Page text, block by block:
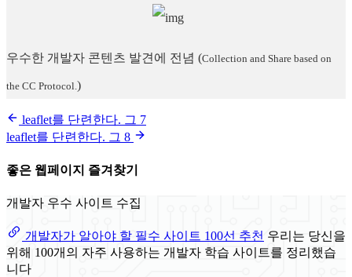
우수한 개발자 콘텐츠 발견에 전념 (Collection and Share based on
the CC Protocol. )
leaflet를 단련한다. 그 7
leaflet를 단련한다. 그 8
좋은 웹페이지 즐겨찾기
개발자 우수 사이트 수집
개발자가 알아야 할 필수 사이트 100선 추천 우리는 당신을
위해 100개의 자주 사용하는 개발자 학습 사이트를 정리했습
니다